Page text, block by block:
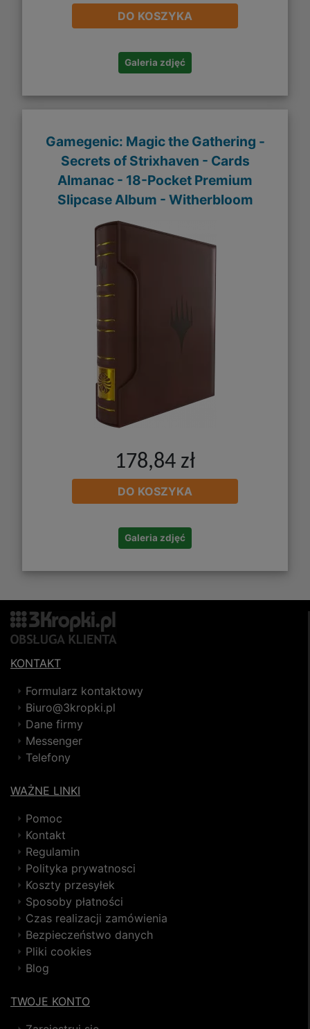
DO KOSZYKA
Galeria zdjęć
Gamegenic: Magic the Gathering -
Secrets of Strixhaven - Cards
Almanac - 18-Pocket Premium
Slipcase Album - Witherbloom
178,84 zł
DO KOSZYKA
Galeria zdjęć
KONTAKT
Formularz kontaktowy
Biuro@3kropki.pl
Dane firmy
Messenger
Telefony
WAŻNE LINKI
Pomoc
Kontakt
Regulamin
Polityka prywatnosci
Koszty przesyłek
Sposoby płatności
Czas realizacji zamówienia
Bezpieczeństwo danych
Pliki cookies
Blog
TWOJE KONTO